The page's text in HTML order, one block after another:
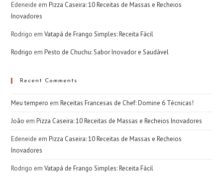
Edeneide emPizza Caseira: 10 Receitas de Massas e Recheios
Inovadores
Rodrigo emVatapá de Frango Simples: Receita Fácil
Rodrigo emPesto de Chuchu: Sabor Inovador e Saudável
Recent Comments
Meu tempero emReceitas Francesas de Chef: Domine 6 Técnicas!
João emPizza Caseira: 10 Receitas de Massas e Recheios Inovadores
Edeneide emPizza Caseira: 10 Receitas de Massas e Recheios
Inovadores
Rodrigo emVatapá de Frango Simples: Receita Fácil